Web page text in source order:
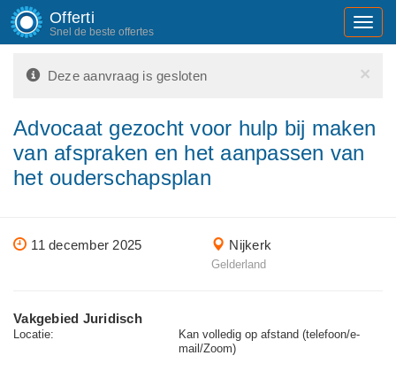
Offerti
Snel de beste offertes
×
Deze aanvraag is gesloten
Advocaat gezocht voor hulp bij maken
van afspraken en het aanpassen van
het ouderschapsplan
11 december 2025 Nijkerk
Gelderland
Vakgebied Juridisch
Locatie:
Kan volledig op afstand (telefoon/e-
mail/Zoom)